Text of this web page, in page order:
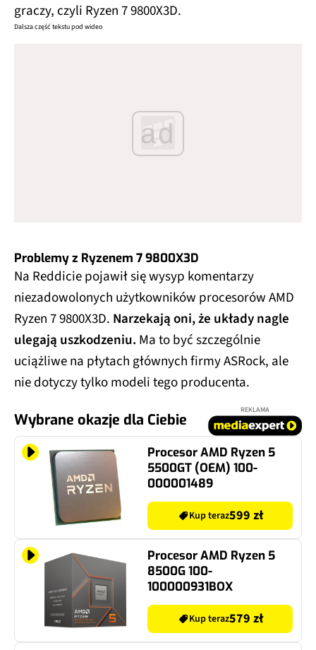
graczy, czyli Ryzen 7 9800X3D.
Dalsza część tekstu pod wideo
ad
Problemy z Ryzenem 7 9800X3D
Na Reddicie pojawił się wysyp komentarzy
niezadowolonych użytkowników procesorów AMD
Ryzen 7 9800X3D. Narzekają oni, że układy nagle
ulegają uszkodzeniu. Ma to być szczególnie
uciążliwe na płytach głównych firmy ASRock, ale
nie dotyczy tylko modeli tego producenta.
Wybrane okazje dla Ciebie
REKLAMA
Procesor AMD Ryzen 5
5500GT (OEM) 100-
000001489
Kup teraz599 zł
Procesor AMD Ryzen 5
8500G 100-
100000931BOX
Kup teraz579 zł